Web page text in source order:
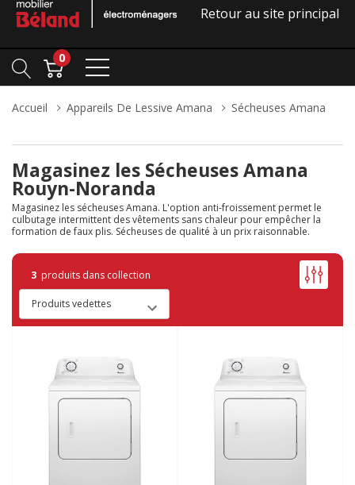
Retour au site principal
0
Accueil Appareils De Lessive Amana Sécheuses Amana
Magasinez les Sécheuses Amana
Rouyn-Noranda
Magasinez les sécheuses Amana. L'option anti-froissement permet le
culbutage intermittent des vêtements sans chaleur pour empêcher la
formation de faux plis. Sécheuses de qualité à un prix raisonnable.
3 produits dans collection